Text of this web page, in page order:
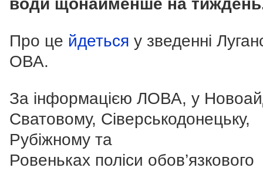
води щонайменше на
Про це йдеться у зведенні
ОВА.
За інформацією ЛОВА, у
Сватовому, Сіверськодонецьку,
Рубіжному та
Ровеньках поліси обов’язкового